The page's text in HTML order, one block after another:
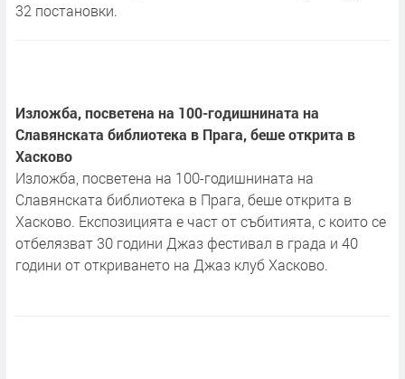
32 постановки.
Изложба, посветена на 100-годишнината на
Славянската библиотека в Прага, беше открита в
Хасково
Изложба, посветена на 100-годишнината на
Славянската библиотека в Прага, беше открита в
Хасково. Експозицията е част от събитията, с които се
отбелязват 30 години Джаз фестивал в града и 40
години от откриването на Джаз клуб Хасково.